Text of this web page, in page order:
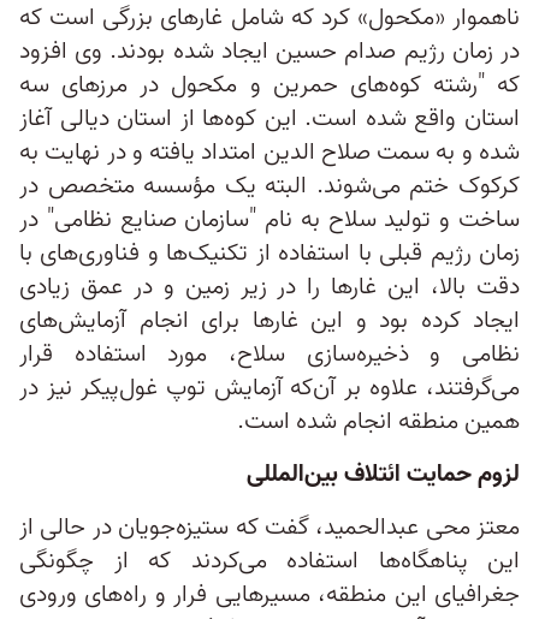
ناهموار «مکحول» کرد که شامل غارهای بزرگی است که
در زمان رژیم صدام حسین ایجاد شده بودند. وی افزود
که "رشته کوه‌های حمرین و مکحول در مرزهای سه
استان واقع شده است. این کوه‌ها از استان دیالی آغاز
شده و به سمت صلاح الدین امتداد یافته و در نهایت به
کرکوک ختم می‌شوند. البته یک مؤسسه متخصص در
ساخت و تولید سلاح به نام "سازمان صنایع نظامی" در
زمان رژیم قبلی با استفاده از تکنیک‌ها و فناوری‌های با
دقت بالا، این غارها را در زیر زمین و در عمق زیادی
ایجاد کرده بود و این غارها برای انجام آزمایش‌های
نظامی و ذخیره‌سازی سلاح، مورد استفاده قرار
می‌گرفتند، علاوه بر آن‌که آزمایش توپ غول‌پیکر نیز در
همین منطقه انجام شده است.
لزوم حمایت ائتلاف بین‌المللی
معتز محی عبدالحمید، گفت که ستیزه‌جویان در حالی از
این پناهگاه‌ها استفاده می‌کردند که از چگونگی
جغرافیای این منطقه، مسیرهایی فرار و راه‌های ورودی